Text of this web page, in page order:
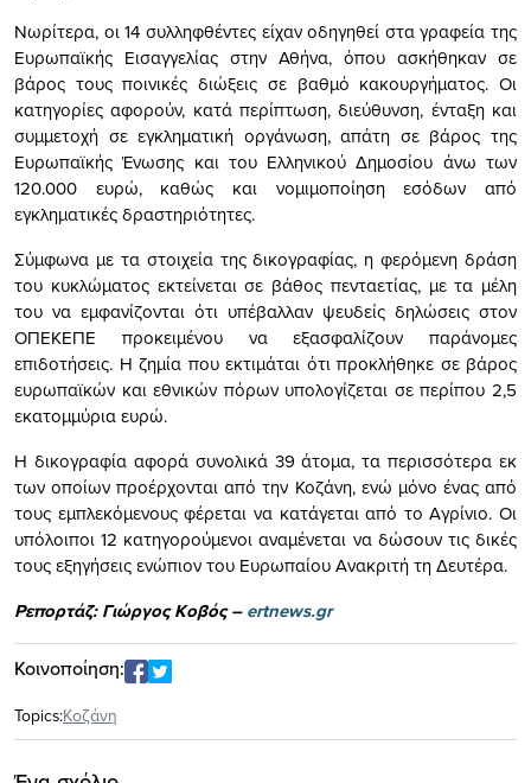
Νωρίτερα, οι 14 συλληφθέντες είχαν οδηγηθεί στα γραφεία της
Ευρωπαϊκής Εισαγγελίας στην Αθήνα, όπου ασκήθηκαν σε
βάρος τους ποινικές διώξεις σε βαθμό κακουργήματος. Οι
κατηγορίες αφορούν, κατά περίπτωση, διεύθυνση, ένταξη και
συμμετοχή σε εγκληματική οργάνωση, απάτη σε βάρος της
Ευρωπαϊκής Ένωσης και του Ελληνικού Δημοσίου άνω των
120.000 ευρώ, καθώς και νομιμοποίηση εσόδων από
εγκληματικές δραστηριότητες.
Σύμφωνα με τα στοιχεία της δικογραφίας, η φερόμενη δράση
του κυκλώματος εκτείνεται σε βάθος πενταετίας, με τα μέλη
του να εμφανίζονται ότι υπέβαλλαν ψευδείς δηλώσεις στον
ΟΠΕΚΕΠΕ προκειμένου να εξασφαλίζουν παράνομες
επιδοτήσεις. Η ζημία που εκτιμάται ότι προκλήθηκε σε βάρος
ευρωπαϊκών και εθνικών πόρων υπολογίζεται σε περίπου 2,5
εκατομμύρια ευρώ.
Η δικογραφία αφορά συνολικά 39 άτομα, τα περισσότερα εκ
των οποίων προέρχονται από την Κοζάνη, ενώ μόνο ένας από
τους εμπλεκόμενους φέρεται να κατάγεται από το Αγρίνιο. Οι
υπόλοιποι 12 κατηγορούμενοι αναμένεται να δώσουν τις δικές
τους εξηγήσεις ενώπιον του Ευρωπαίου Ανακριτή τη Δευτέρα.
Ρεπορτάζ: Γιώργος Κοβός –ertnews.gr
Κοινοποίηση:
Topics:Κοζάνη